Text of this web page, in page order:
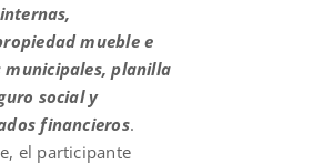
mueble e
planilla
social y
financieros.
el participante